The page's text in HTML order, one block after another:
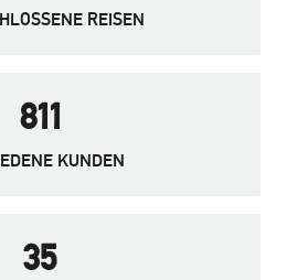
REISEN
811
KUNDEN
35